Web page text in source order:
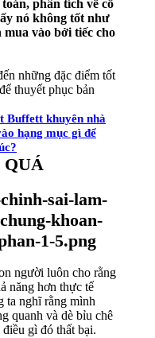
phân tích về cổ
nó không tốt như
vào bởi tiếc cho
những đặc điểm tốt
thuyết phục bản
Buffett khuyên nhà
hạng mục gì để
người luôn cho rằng
năng hơn thực tế
ta nghĩ rằng mình
quanh và dè bỉu chê
gì đó thất bại.